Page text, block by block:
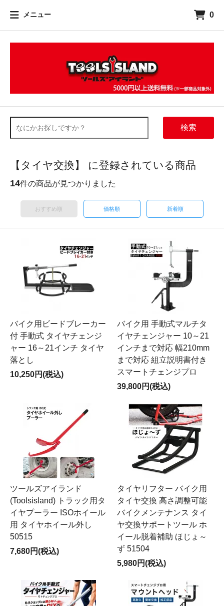
メニュー 0
検索
【タイヤ交換】 に登録されている商品
14件の商品が見つかりました
おすすめ順 価格順 新着順
バイク用ビードブレーカー
付 手動式 タイヤチェンジ
ャー 16～21インチ タイヤ
落とし
10,250円(税込)
バイク用 手動式マルチタ
イヤチェンジャー 10～21
インチまで対応 幅210mm
まで対応 組立説明書付き
スマートチェンジプロ
39,800円(税込)
ツールズアイランド
(Toolsisland) トラック用タ
イヤプーラー ISOホイール
用 タイヤホイール外し
50515
7,680円(税込)
タイヤリフター バイク用
タイヤ交換 高さ調整可能
バイクメンテナンス タイ
ヤ交換サポートツール ホ
イール脱着補助 ほじょ～
ず 51504
5,980円(税込)